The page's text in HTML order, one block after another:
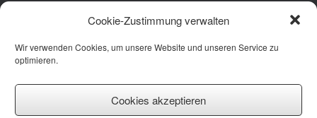
Cookie-Zustimmung verwalten
Wir verwenden Cookies, um unsere Website und unseren Service zu
optimieren.
Cookies akzeptieren
16:00 – 17:00 Uhr
Donnerstag: